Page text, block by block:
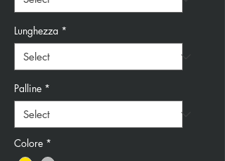
Lunghezza *
Palline *
Colore *